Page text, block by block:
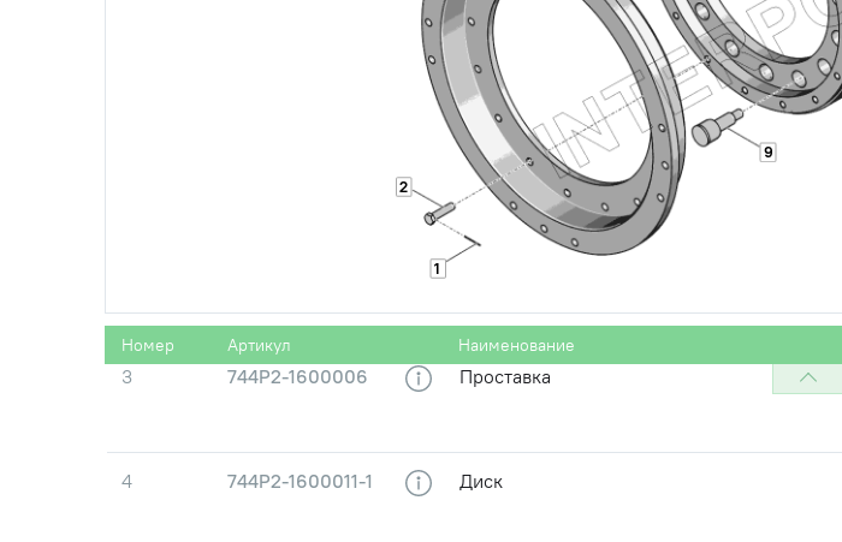
1
2
9
Номер Артикул Наименование
Проволока КО 1.2
3 744Р2-1600006 Проставка
4 744Р2-1600011-1 Диск